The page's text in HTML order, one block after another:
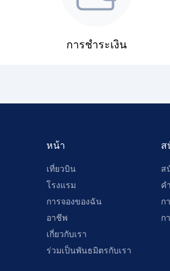
การชำระเงิน
หน้า
เที่ยวบิน
โรงแรม
การจองของฉัน
อาชีพ
เกี่ยวกับเรา
ร่วมเป็นพันธมิตรกับเรา
ส
ส
ค
ก
ก